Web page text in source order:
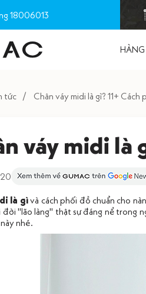
18006013
tức Chân váy midi là gì? 11+
váy midi là
là gìvà cách phối đồ chuẩn cho
đời "lão làng" thật sự đáng nể trong
nhé.